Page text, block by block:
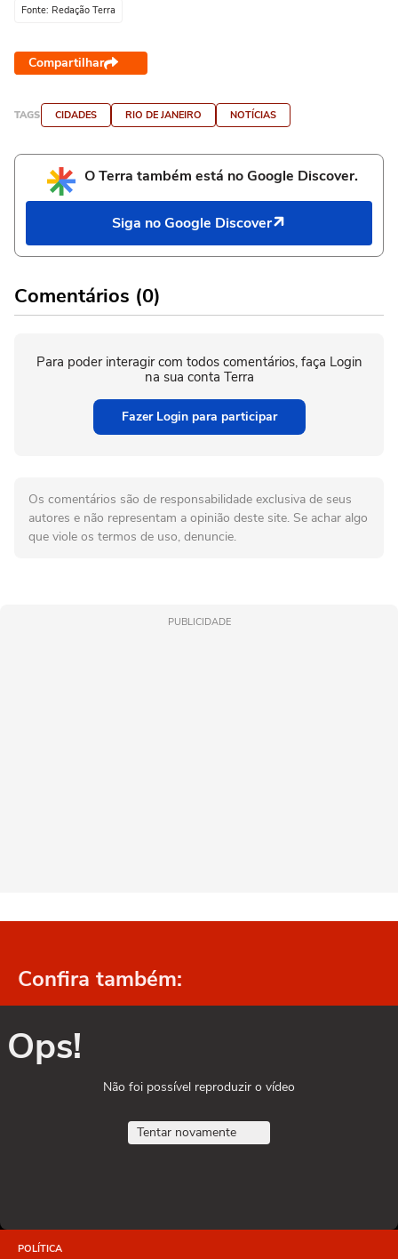
Fonte: Redação Terra
Compartilhar
TAGS CIDADES RIO DE JANEIRO NOTÍCIAS
O Terra também está no Google Discover.
Siga no Google Discover
Comentários (0)
Para poder interagir com todos comentários, faça Login
na sua conta Terra
Fazer Login para participar
Os comentários são de responsabilidade exclusiva de seus
autores e não representam a opinião deste site. Se achar algo
que viole os termos de uso, denuncie.
PUBLICIDADE
Confira também:
Ops!
Não foi possível reproduzir o vídeo
Tentar novamente
POLÍTICA